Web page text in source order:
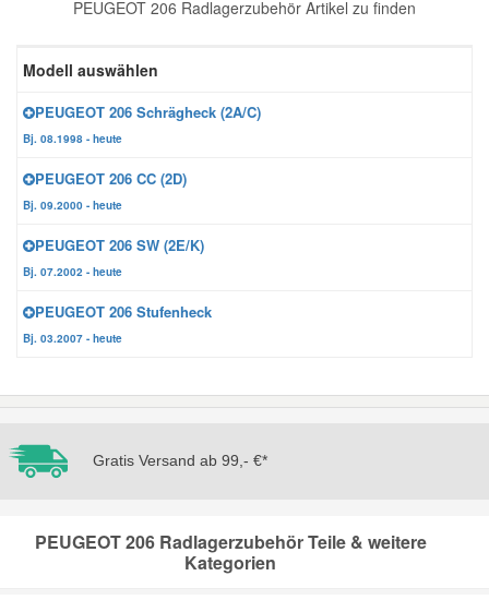
PEUGEOT 206 Radlagerzubehör Artikel zu finden
Modell auswählen
PEUGEOT 206 Schrägheck (2A/C)
Bj. 08.1998 - heute
PEUGEOT 206 CC (2D)
Bj. 09.2000 - heute
PEUGEOT 206 SW (2E/K)
Bj. 07.2002 - heute
PEUGEOT 206 Stufenheck
Bj. 03.2007 - heute
Gratis Versand ab 99,- €*
PEUGEOT 206 Radlagerzubehör Teile & weitere
Kategorien
Zündanlage und Glühanlage
Jeep Ersatzteile
Kia Ersatzteile
Lancia Ersatzteile
Mazda Ersatzteile